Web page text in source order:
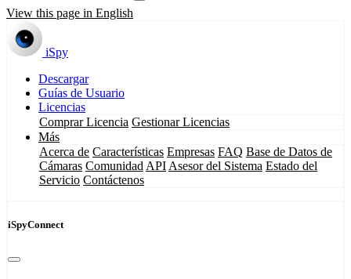
View this page in English
iSpy
Descargar
Guías de Usuario
Licencias
Comprar Licencia Gestionar Licencias
Más
Acerca de Características Empresas FAQ Base de Datos de
Cámaras Comunidad API Asesor del Sistema Estado del
Servicio Contáctenos
iSpyConnect